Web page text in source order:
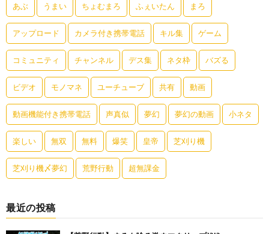
あぶ うまい ちょむまろ ふぇいたん まろ
アップロード カメラ付き携帯電話 キル集 ゲーム
コミュニティ チャンネル デス集 ネタ枠 バズる
ビデオ モノマネ ユーチューブ 共有 動画
動画機能付き携帯電話 声真似 夢幻 夢幻の動画 小ネタ
楽しい 無双 無料 爆笑 皇帝 芝刈り機
芝刈り機〆夢幻 荒野行動 超無課金
最近の投稿